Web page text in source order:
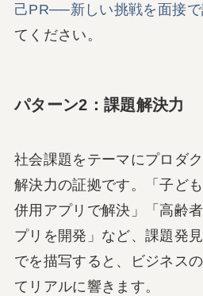
己PR──新しい挑戦を面接で
てください。
パターン2：課題解決力
社会課題をテーマにプロダ
解決力の証拠です。「子ど
併用アプリで解決」「高齢
プリを開発」など、課題発
でを描写すると、ビジネス
てリアルに響きます。